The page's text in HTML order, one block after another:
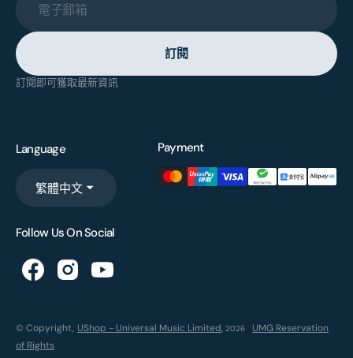
電子郵箱
訂閱
訂閱即可獲取最新資訊
Language
繁體中文
Payment
Follow Us On Social
© Copyright, UShop - Universal Music Limited, 2026
UMG Reservation
of Rights